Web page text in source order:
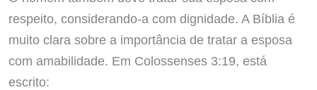
respeito, considerando-a com dignidade. A Bíblia é
muito clara sobre a importância de tratar a esposa
com amabilidade. Em Colossenses 3:19, está
escrito: